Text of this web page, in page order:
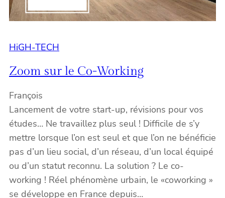
HiGH-TECH
Zoom sur le Co-Working
François
Lancement de votre start-up, révisions pour vos
études… Ne travaillez plus seul ! Difficile de s’y
mettre lorsque l’on est seul et que l’on ne bénéficie
pas d’un lieu social, d’un réseau, d’un local équipé
ou d’un statut reconnu. La solution ? Le co-
working ! Réel phénomène urbain, le «coworking »
se développe en France depuis…